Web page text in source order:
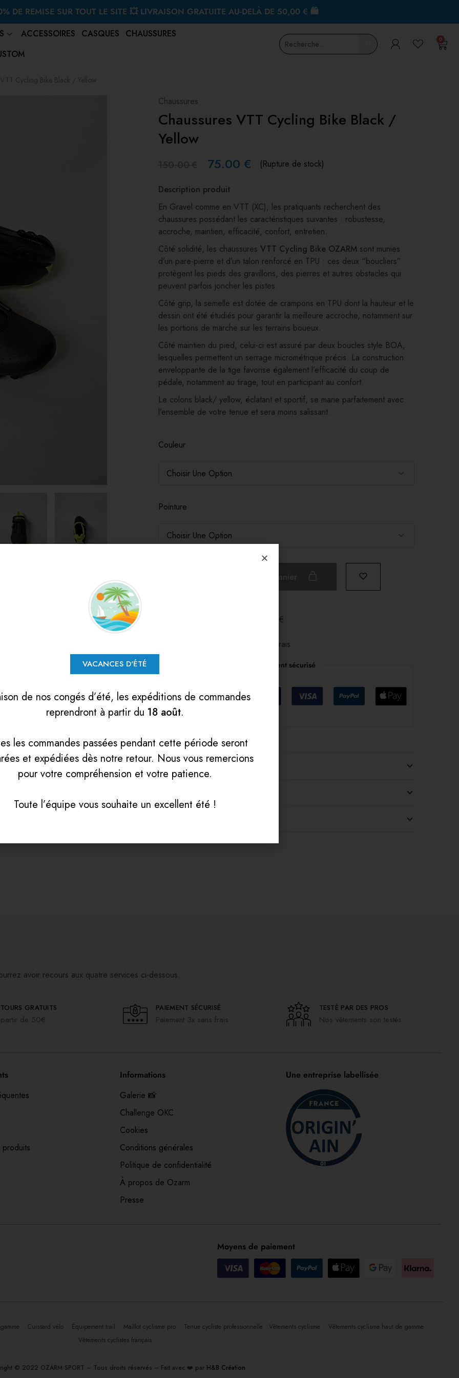
DE REMISE SUR TOUT LE SITE 💥 LIVRAISON GRATUITE AU-DELÀ DE 50,00 € 🛍
ACCESSOIRES CASQUES
CHAUSSURES
0
Chaussures
Chaussures VTT Cycling Bike Black /
Yellow
75.00 € (Rupture de stock)
Description produit
En Gravel comme en VTT (XC), les pratiquants recherchent des
chaussures possédant les caractéristiques suivantes : robustesse,
accroche, maintien, efficacité, confort, entretien.
Côté solidité, les chaussures VTT Cycling Bike OZARMsont munies
d’un pare-pierre et d’un talon renforcé en TPU : ces deux “boucliers”
protègent les pieds des gravillons, des pierres et autres obstacles qui
peuvent parfois joncher les pistes.
Côté grip, la semelle est dotée de crampons en TPU dont la hauteur et le
dessin ont été étudiés pour garantir la meilleure accroche, notamment sur
les portions de marche sur les terrains boueux.
Côté maintien du pied, celui-ci est assuré par deux boucles style BOA,
lesquelles permettent un serrage micrométrique précis. La construction
enveloppante de la tige favorise également l’efficacité du coup de
pédale, notamment au tirage, tout en participant au confort.
Le coloris black/ yellow, éclatant et sportif, se marie parfaitement avec
l’ensemble de votre tenue et sera moins salissant.
Couleur
Pointure
Livraison gratuite à partir de 50€
Paiement possible en 3x sans frais
Paiement sécurisé
Désignation des marchandises
avoir recours aux quatre services ci-dessous.
GRATUITS
de 50€
PAIEMENT SÉCURISÉ
Paiement 3x sans frais
TESTÉ PAR DES PROS
Nos vêtements son testés
produits
Informations
Galerie 📸
Challenge OKC
Cookies
Conditions générales
Politique de confidentialité
À propos de Ozarm
Presse
Une entreprise labellisée
Moyens de paiement
Cuissard vélo Équipement trail Maillot cyclisme pro Tenue cycliste professionnelle Vêtements cyclisme
Vêtements cyclisme haut de gamme
Vêtements cyclistes français
© 2022 OZARM SPORT – Tous droits réservés – Fait avec ❤️ par H&B Création
VACANCES D'ÉTÉ
de nos congés d’été, les expéditions de commandes
reprendront à partir du 18 août.
les commandes passées pendant cette période seront
et expédiées dès notre retour. Nous vous remercions
pour votre compréhension et votre patience.
Toute l’équipe vous souhaite un excellent été !